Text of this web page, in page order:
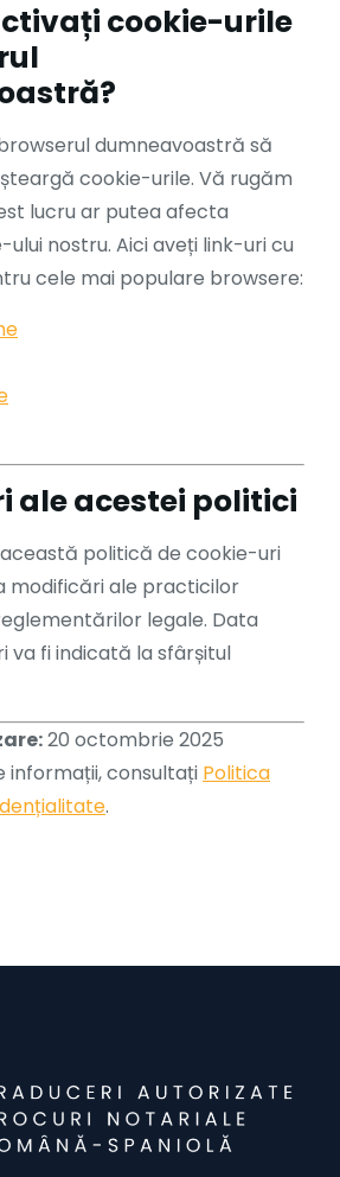
cookie-urile
dumneavoastră să
cookie-urile. Vă rugăm
lucru ar putea afecta
nostru. Aici aveți link-uri cu
cele mai populare browsere:
ale acestei politici
politică de cookie-uri
modificări ale practicilor
legale. Data
va fi indicată la sfârșitul
20 octombrie 2025
informații, consultați Politica
.